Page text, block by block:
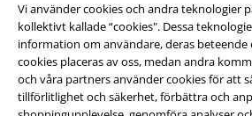
Vi använder cookies och andra teknologier
kollektivt kallade “cookies". Dessa
information om användare, deras beteende
cookies placeras av oss, medan andra
och våra partners använder cookies för att
tillförlitlighet och säkerhet, förbättra och
A Warner Music Group